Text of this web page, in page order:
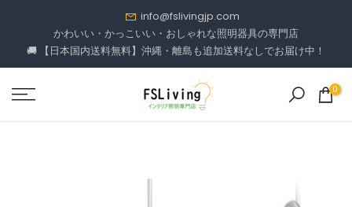
ン
ツ
進
info@fslivingjp.com
かわいい・かっこいい・おしゃれな照明器具の専門店
🚚 【日本国内送料無料】沖縄・離島も追加送料なしでお届け中！
0